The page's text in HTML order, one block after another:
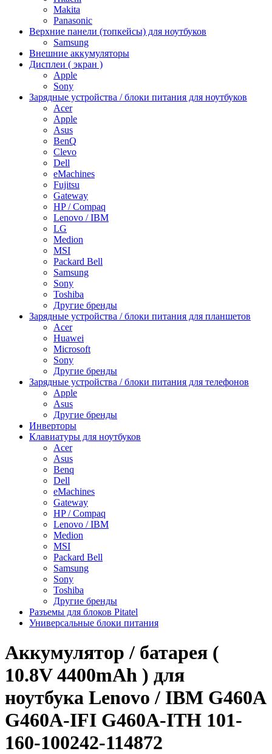
Makita
Panasonic
Верхние панели (топкейсы) для ноутбуков
Samsung
Внешние аккумуляторы
Дисплеи ( экран )
Apple
Sony
Зарядные устройства / блоки питания для ноутбуков
Acer
Apple
Asus
BenQ
Clevo
Dell
eMachines
Fujitsu
Gateway
HP / Compaq
Lenovo / IBM
LG
Medion
MSI
Packard Bell
Samsung
Sony
Toshiba
Другие бренды
Зарядные устройства / блоки питания для планшетов
Acer
Huawei
Microsoft
Sony
Другие бренды
Зарядные устройства / блоки питания для телефонов
Apple
Asus
Другие бренды
Инверторы
Клавиатуры для ноутбуков
Acer
Asus
Benq
Dell
eMachines
Gateway
HP / Compaq
Lenovo / IBM
Medion
MSI
Packard Bell
Samsung
Sony
Toshiba
Другие бренды
Разъемы для блоков Pitatel
Универсальные блоки питания
Аккумулятор / батарея (
10.8V 4400mAh ) для
ноутбука Lenovo / IBM G460A
G460A-IFI G460A-ITH 101-
160-100242-114872